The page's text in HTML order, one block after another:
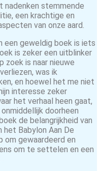
nadenken stemmende
een krachtige en
van onze aard.
een geweldig boek is iets
is zeker een uitblinker
zoek is naar nieuwe
was ik
en hoewel het me niet
interesse zeker
het verhaal heen gaat,
doorheen
de belangrijkheid van
het Babylon Aan De
om gewaardeerd en
om te settelen en een